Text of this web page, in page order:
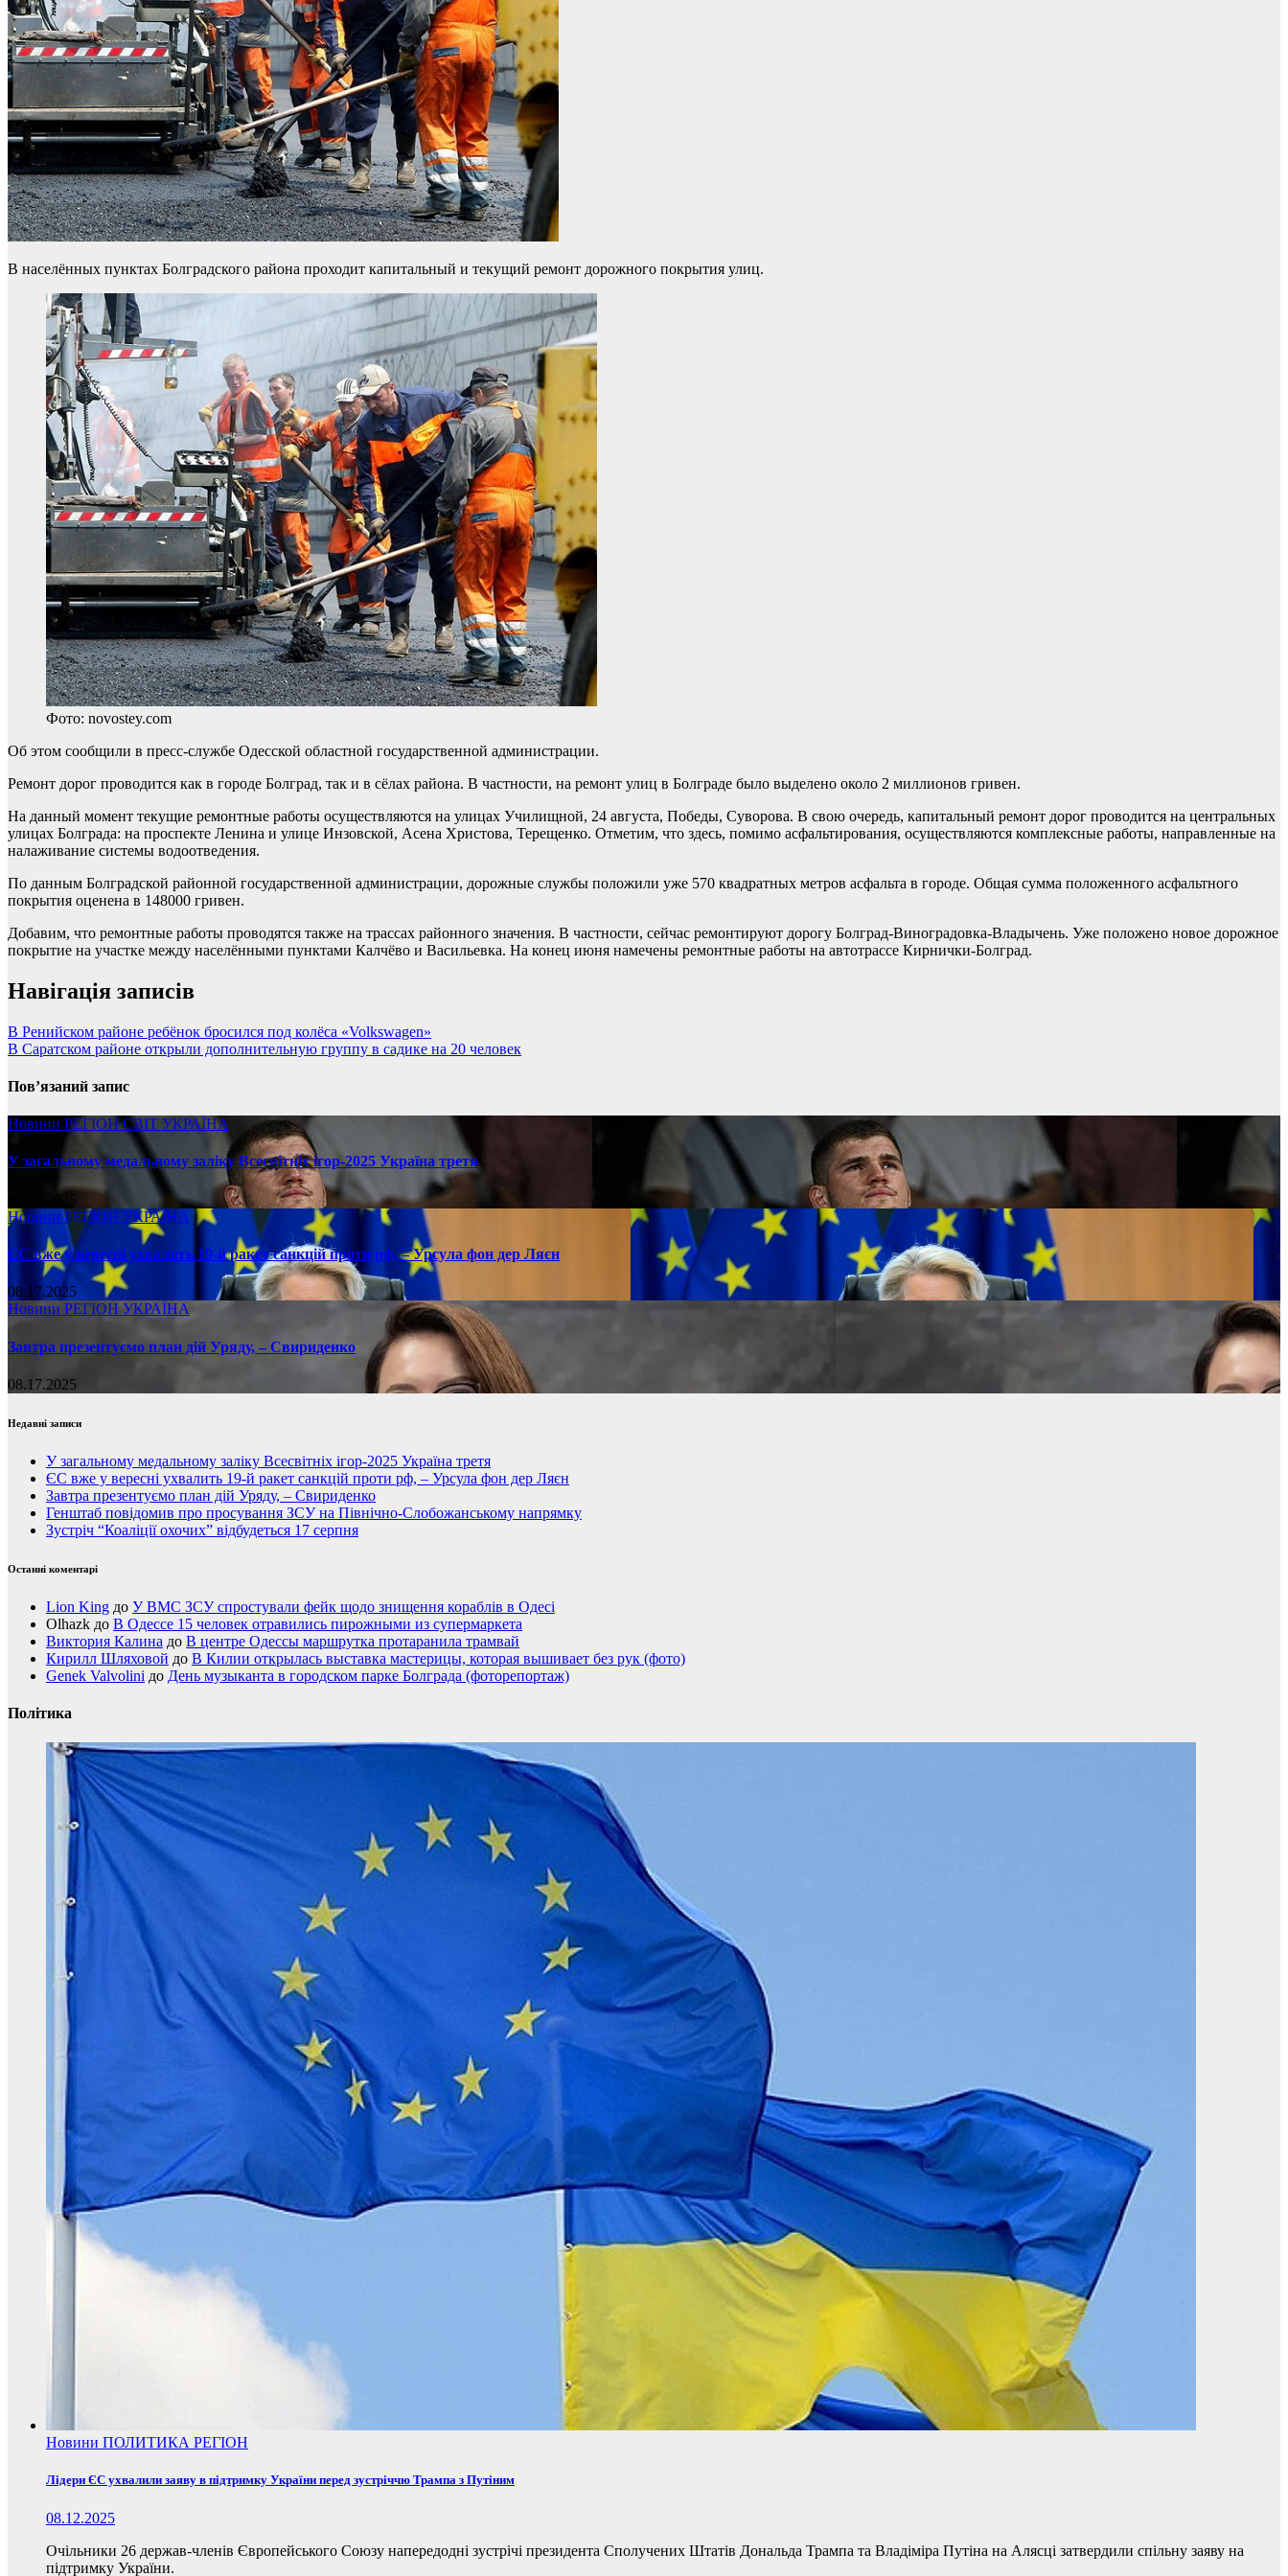
В населённых пунктах Болградского района проходит капитальный и текущий ремонт дорожного покрытия улиц.
Фото: novostey.com
Об этом сообщили в пресс-службе Одесской областной государственной администрации.
Ремонт дорог проводится как в городе Болград, так и в сёлах района. В частности, на ремонт улиц в Болграде было выделено около 2 миллионов гривен.
На данный момент текущие ремонтные работы осуществляются на улицах Училищной, 24 августа, Победы, Суворова. В свою очередь, капитальный ремонт дорог проводится на центральных
улицах Болграда: на проспекте Ленина и улице Инзовской, Асена Христова, Терещенко. Отметим, что здесь, помимо асфальтирования, осуществляются комплексные работы, направленные на
налаживание системы водоотведения.
По данным Болградской районной государственной администрации, дорожные службы положили уже 570 квадратных метров асфальта в городе. Общая сумма положенного асфальтного
покрытия оценена в 148000 гривен.
Добавим, что ремонтные работы проводятся также на трассах районного значения. В частности, сейчас ремонтируют дорогу Болград-Виноградовка-Владычень. Уже положено новое дорожное
покрытие на участке между населёнными пунктами Калчёво и Васильевка. На конец июня намечены ремонтные работы на автотрассе Кирнички-Болград.
Навігація записів
В Ренийском районе ребёнок бросился под колёса «Volkswagen»
В Саратском районе открыли дополнительную группу в садике на 20 человек
Пов’язаний запис
Новини РЕГІОНСВІТ УКРАЇНА
У загальному медальному заліку Всесвітніх ігор-2025 Україна третя
08.17.2025
НовиниРЕГІОН УКРАЇНА
ЄС вже у вересні ухвалить 19-й ракет санкцій проти рф, – Урсула фон дер Ляєн
08.17.2025
Новини РЕГІОН УКРАЇНА
Завтра презентуємо план дій Уряду, – Свириденко
08.17.2025
Недавні записи
У загальному медальному заліку Всесвітніх ігор-2025 Україна третя
ЄС вже у вересні ухвалить 19-й ракет санкцій проти рф, – Урсула фон дер Ляєн
Завтра презентуємо план дій Уряду, – Свириденко
Генштаб повідомив про просування ЗСУ на Північно-Слобожанському напрямку
Зустріч “Коаліції охочих” відбудеться 17 серпня
Останні коментарі
Lion King до У ВМС ЗСУ спростували фейк щодо знищення кораблів в Одесі
Olhazk до В Одессе 15 человек отравились пирожными из супермаркета
Виктория Калина до В центре Одессы маршрутка протаранила трамвай
Кирилл Шляховой до В Килии открылась выставка мастерицы, которая вышивает без рук (фото)
Genek Valvolini до День музыканта в городском парке Болграда (фоторепортаж)
Політика
Новини ПОЛИТИКА РЕГІОН
Лідери ЄС ухвалили заяву в підтримку України перед зустріччю Трампа з Путіним
08.12.2025
Очільники 26 держав-членів Європейського Союзу напередодні зустрічі президента Сполучених Штатів Дональда Трампа та Владіміра Путіна на Алясці затвердили спільну заяву на
підтримку України.